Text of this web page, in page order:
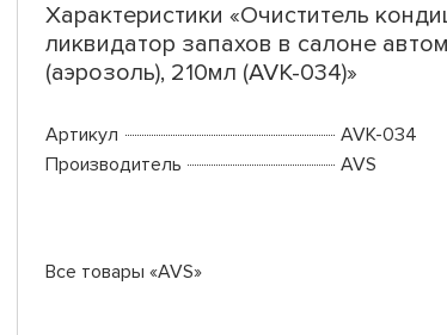
Характеристики «Очиститель
ликвидатор запахов в салоне
(аэрозоль), 210мл (AVK-034)»
Артикул
AVK-034
Производитель
AVS
Все товары «AVS»